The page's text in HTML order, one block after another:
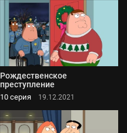
Рождественское
преступление
10 серия 19.12.2021